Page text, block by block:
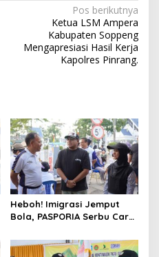
Pos berikutnya
Ketua LSM Ampera
Kabupaten Soppeng
Mengapresiasi Hasil Kerja
Kapolres Pinrang.
Heboh! Imigrasi Jemput
Bola, PASPORIA Serbu Car
Warga Antre Nikmati
Layanan Paspor Akhir